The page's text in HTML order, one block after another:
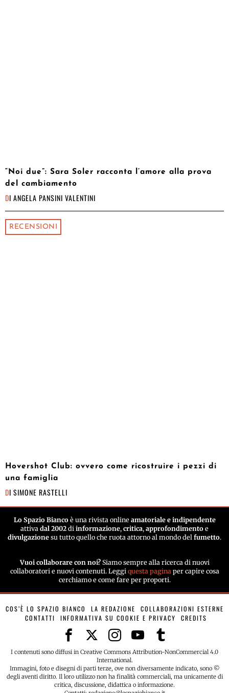
“Noi due”: Sara Soler racconta l’amore alla prova
del cambiamento
DI ANGELA PANSINI VALENTINI
RECENSIONI
Hovershot Club: ovvero come ricostruire i pezzi di
una famiglia
DI SIMONE RASTELLI
Lo Spazio Biancoè una rivista online amatoriale e indipendente
attiva dal 2002 di informazione, critica, approfondimento e
divulgazione su tutto quello che ruota attorno al mondo del fumetto.
Vuoi collaborare con noi? Siamo sempre alla ricerca di nuovi
collaboratori e nuovi contenuti. Leggi questa paginaper capire cosa
cerchiamo e come fare per proporti.
COS’È LO SPAZIO BIANCO LA REDAZIONE
COLLABORAZIONI ESTERNE
CONTATTI
INFORMATIVA SU COOKIE E PRIVACY CREDITS
I contenuti sono diffusi in Creative Commons Attribution-NonCommercial 4.0
International.
Immagini, foto e disegni di parti terze, ove non diversamente indicato, sono ©
degli aventi diritto. Il loro utilizzo non ha finalità commerciali, ma unicamente di
critica, discussione, didattica o informazione.